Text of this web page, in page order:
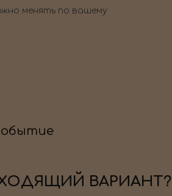
менять по вашему
ВАРИАНТ?